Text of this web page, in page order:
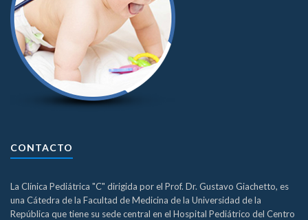
CONTACTO
La Clínica Pediátrica "C" dirigida por el Prof. Dr. Gustavo Giachetto, es
una Cátedra de la Facultad de Medicina de la Universidad de la
República que tiene su sede central en el Hospital Pediátrico del Centro